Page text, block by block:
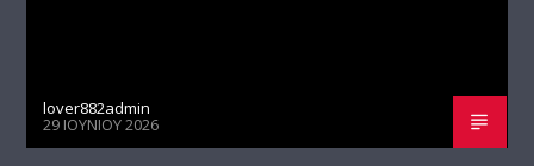
lover882admin
29 ΙΟΥΝΊΟΥ 2026